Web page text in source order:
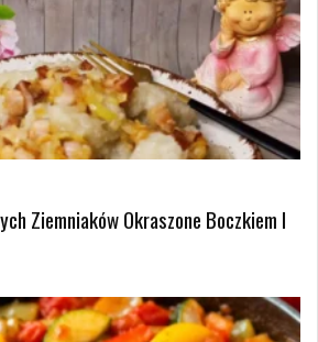
Ziemniaków Okraszone Boczkiem I